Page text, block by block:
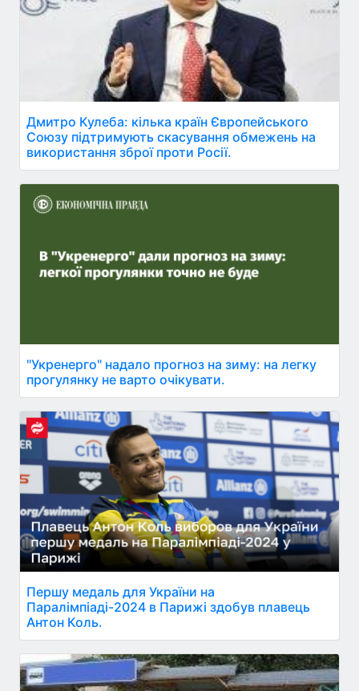
Дмитро Кулеба: кілька країн Європейського
Союзу підтримують скасування обмежень на
використання зброї проти Росії.
"Укренерго" надало прогноз на зиму: на легку
прогулянку не варто очікувати.
Першу медаль для України на
Паралімпіаді-2024 в Парижі здобув плавець
Антон Коль.